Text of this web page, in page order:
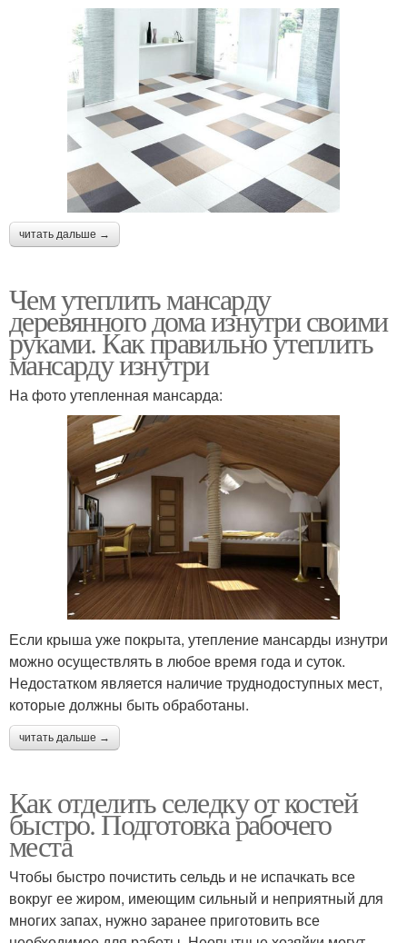
читать дальше →
Чем утеплить мансарду
деревянного дома изнутри своими
руками. Как правильно утеплить
мансарду изнутри
На фото утепленная мансарда:
Если крыша уже покрыта, утепление мансарды изнутри
можно осуществлять в любое время года и суток.
Недостатком является наличие труднодоступных мест,
которые должны быть обработаны.
читать дальше →
Как отделить селедку от костей
быстро. Подготовка рабочего
места
Чтобы быстро почистить сельдь и не испачкать все
вокруг ее жиром, имеющим сильный и неприятный для
многих запах, нужно заранее приготовить все